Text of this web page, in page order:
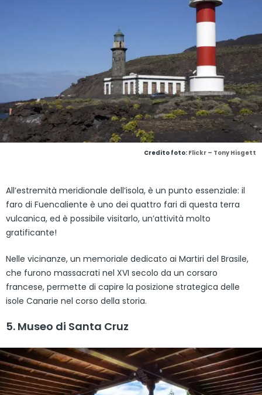
Credito foto: Flickr – Tony Hisgett
All’estremità meridionale dell’isola, è un punto essenziale: il
faro di Fuencaliente è uno dei quattro fari di questa terra
vulcanica, ed è possibile visitarlo, un’attività molto
gratificante!
Nelle vicinanze, un memoriale dedicato ai Martiri del Brasile,
che furono massacrati nel XVI secolo da un corsaro
francese, permette di capire la posizione strategica delle
isole Canarie nel corso della storia.
5. Museo di Santa Cruz